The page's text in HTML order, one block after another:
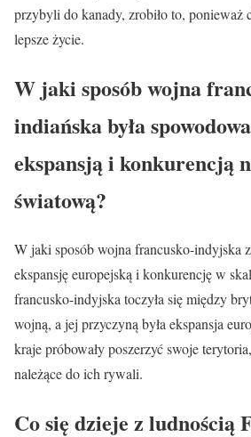
przybyli do kanady, zrobiło to, ponieważ
lepsze życie.
W jaki sposób wojna
indiańska była
ekspansją i konkurencją
światową?
W jaki sposób wojna francusko-indyjska
ekspansję europejską i konkurencję w
francusko-indyjska toczyła się między
wojną, a jej przyczyną była ekspansja
kraje próbowały poszerzyć swoje
należące do ich rywali.
Co się dzieje z ludnością